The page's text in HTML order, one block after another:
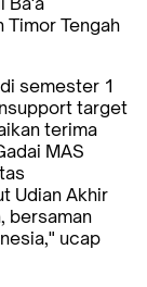
Timor Tengah
semester 1
target
terima
MAS
Udian Akhir
bersaman
ucap